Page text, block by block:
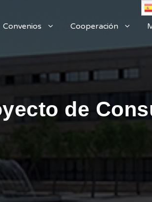
Convenios Cooperación
de